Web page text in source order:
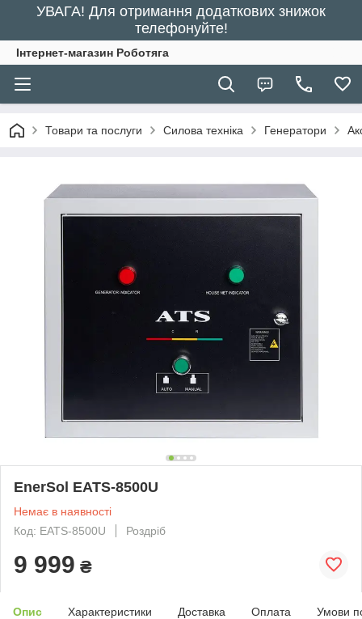
УВАГА! Для отримання додаткових знижок
телефонуйте!
Інтернет-магазин Роботяга
Товари та послуги Силова техніка Генератори
EnerSol EATS-8500U
Немає в наявності
Код: EATS-8500U
Роздріб
9 999 ₴
Опис Характеристики Доставка Оплата Умови